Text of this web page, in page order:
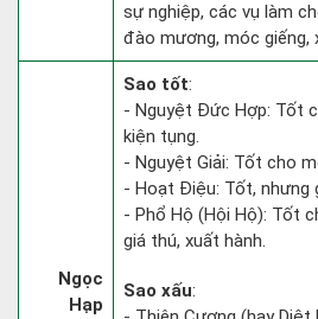
sự nghiệp, các vụ làm
đào mương, móc giếng,
Ngọc
Hạp
Sao tốt:
- Nguyệt Đức Hợp: Tốt
kiện tụng.
- Nguyệt Giải: Tốt cho
- Hoạt Điệu: Tốt, nhưng
- Phổ Hộ (Hội Hộ): Tốt
giá thú, xuất hành.
Sao xấu: